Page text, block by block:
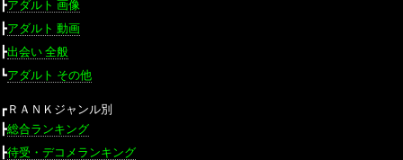
┣アダルト 画像
┣アダルト 動画
┣出会い 全般
┗アダルト その他
┏ＲＡＮＫジャンル別
┣総合ランキング
┣待受・デコメランキング